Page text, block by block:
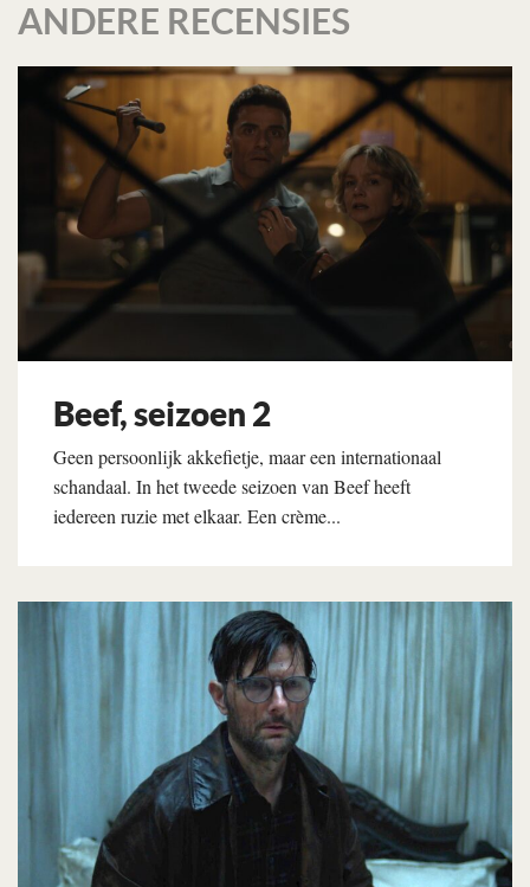
ANDERE RECENSIES
Beef, seizoen 2
Geen persoonlijk akkefietje, maar een internationaal
schandaal. In het tweede seizoen van Beef heeft
iedereen ruzie met elkaar. Een crème...
Lees verder